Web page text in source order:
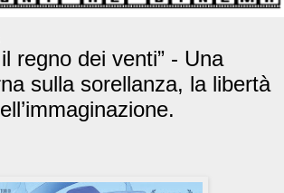
regno dei venti” - Una
sulla sorellanza, la libertà